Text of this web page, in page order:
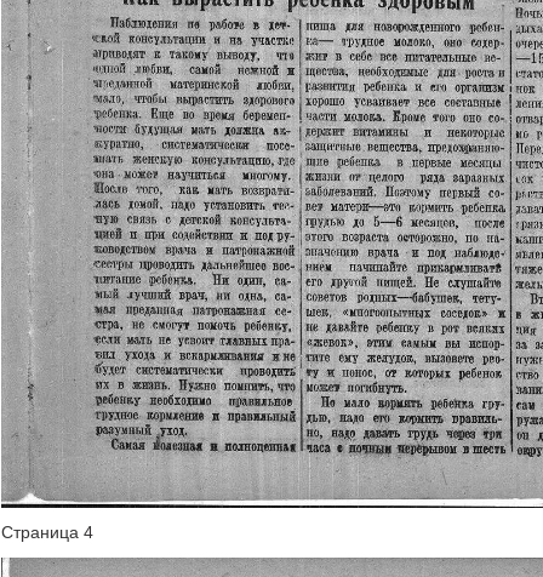
Страница 4